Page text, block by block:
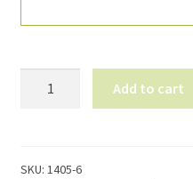
1405-
Add to cart
SKU: 1405-6